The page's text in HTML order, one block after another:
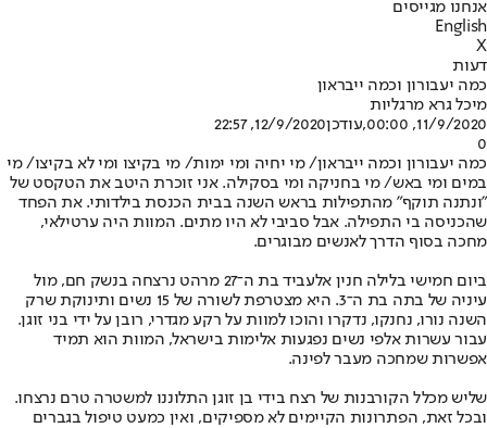
אנחנו מגייסים
English
X
דעות
כמה יעבורון וכמה ייבראון
מיכל גרא מרגליות
11/9/2020, 00:00
,עודכן12/9/2020, 22:57
0
כמה יעבורון וכמה ייבראון/ מי יחיה ומי ימות/ מי בקיצו ומי לא בקיצו/ מי
במים ומי באש/ מי בחניקה ומי בסקילה. אני זוכרת היטב את הטקסט של
"ונתנה תוקף" מהתפילות בראש השנה בבית הכנסת בילדותי. את הפחד
שהכניסה בי התפילה. אבל סביבי לא היו מתים. המוות היה ערטילאי,
מחכה בסוף הדרך לאנשים מבוגרים.
ביום חמישי בלילה חנין אלעביד בת ה־27 מרהט נרצחה בנשק חם, מול
עיניה של בתה בת ה־3. היא מצטרפת לשורה של 15 נשים ותינוקת שרק
השנה נורו, נחנקו, נדקרו והוכו למוות על רקע מגדרי, רובן על ידי בני זוגן.
עבור עשרות אלפי נשים נפגעות אלימות בישראל, המוות הוא תמיד
אפשרות שמחכה מעבר לפינה.
שליש מכלל הקורבנות של רצח בידי בן זוגן התלוננו למשטרה טרם נרצחו.
ובכל זאת, הפתרונות הקיימים לא מספיקים, ואין כמעט טיפול בגברים